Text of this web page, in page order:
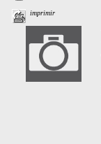
imprimir